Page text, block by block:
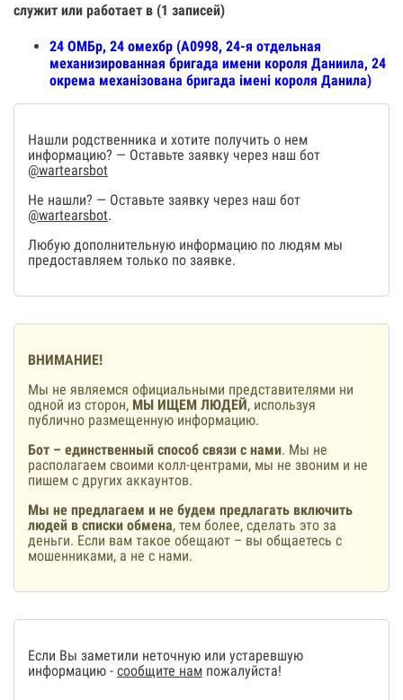
служит или работает в (1 записей)
24 ОМБр, 24 омехбр (А0998, 24-я отдельная
механизированная бригада имени короля Даниила, 24
окрема механізована бригада імені короля Данила)
Нашли родственника и хотите получить о нем
информацию? — Оставьте заявку через наш бот
@wartearsbot
Не нашли? — Оставьте заявку через наш бот
@wartearsbot.
Любую дополнительную информацию по людям мы
предоставляем только по заявке.
ВНИМАНИЕ!
Мы не являемся официальными представителями ни
одной из сторон, МЫ ИЩЕМ ЛЮДЕЙ, используя
публично размещенную информацию.
Бот – единственный способ связи с нами. Мы не
располагаем своими колл-центрами, мы не звоним и не
пишем с других аккаунтов.
Мы не предлагаем и не будем предлагать включить
людей в списки обмена, тем более, сделать это за
деньги. Если вам такое обещают – вы общаетесь с
мошенниками, а не с нами.
Если Вы заметили неточную или устаревшую
информацию - сообщите нам пожалуйста!